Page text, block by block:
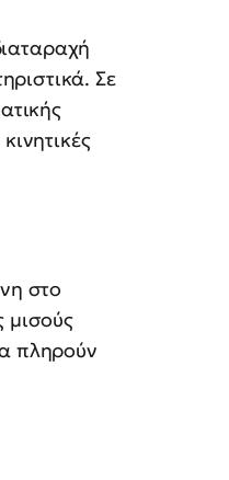
Σε
στο
μισούς
πληρούν